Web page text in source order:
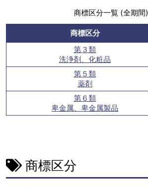
商標区分一覧 (全期間)
商標区分
第３類
洗浄剤、化粧品
第５類
薬剤
第６類
卑金属、卑金属製品
商標区分